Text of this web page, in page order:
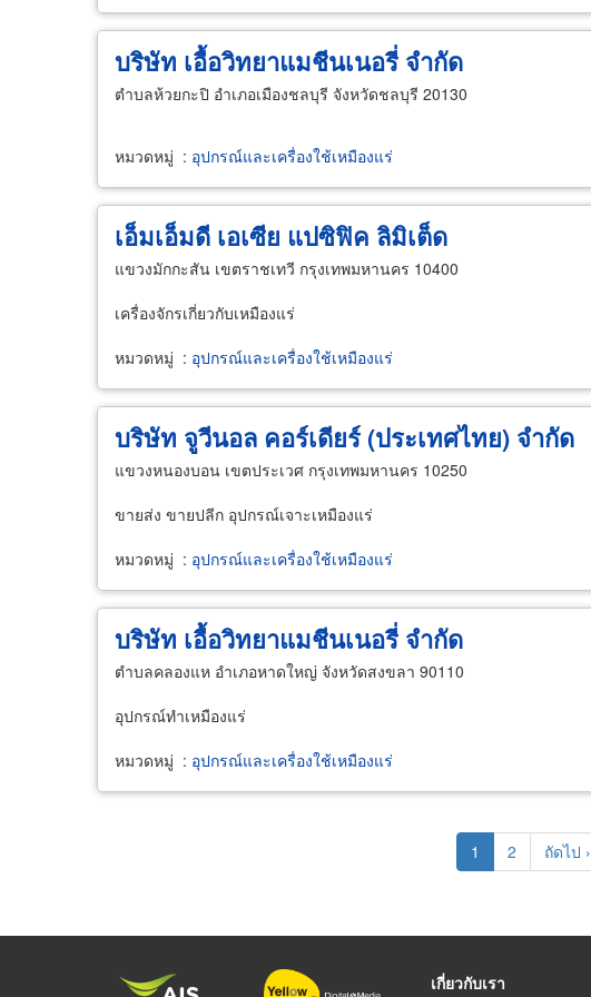
บริษัท เอื้อวิทยาแมชีนเนอรี่ จำกัด
ตำบลห้วยกะปิ อำเภอเมืองชลบุรี จังหวัดชลบุรี 20130
หมวดหมู่ : อุปกรณ์และเครื่องใช้เหมืองแร่
เอ็มเอ็มดี เอเซีย แปซิฟิค ลิมิเต็ด
แขวงมักกะสัน เขตราชเทวี กรุงเทพมหานคร 10400
เครื่องจักรเกี่ยวกับเหมืองแร่
หมวดหมู่ : อุปกรณ์และเครื่องใช้เหมืองแร่
บริษัท จูวีนอล คอร์เดียร์ (ประเทศไทย) จำกัด
แขวงหนองบอน เขตประเวศ กรุงเทพมหานคร 10250
ขายส่ง ขายปลีก อุปกรณ์เจาะเหมืองแร่
หมวดหมู่ : อุปกรณ์และเครื่องใช้เหมืองแร่
บริษัท เอื้อวิทยาแมชีนเนอรี่ จำกัด
ตำบลคลองแห อำเภอหาดใหญ่ จังหวัดสงขลา 90110
อุปกรณ์ทำเหมืองแร่
หมวดหมู่ : อุปกรณ์และเครื่องใช้เหมืองแร่
Current
page
1 Page
2
Next
page
ถัดไป ›
เกี่ยวกับเรา